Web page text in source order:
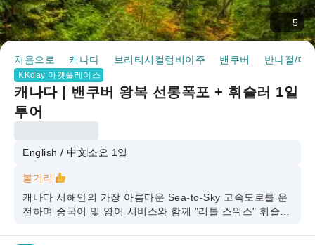
5
처음으로 캐나다 브리티시컬럼비아주 밴쿠버 반나절/데
KKday 마켓플레이스
캐나다 | 밴쿠버 왕복 선롱폭포 + 휘슬러 1일
투어
English / 中文소요 1일
볼거리
캐나다 서해안의 가장 아름다운 Sea-to-Sky 고속도로를 운
전하며 중국어 및 영어 서비스와 함께 "리틀 스위스" 휘슬러